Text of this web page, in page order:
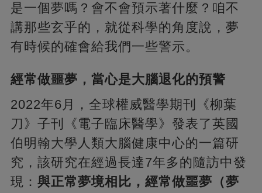
是一個夢嗎？會不會預示著什麼？咱不
講那些玄乎的，就從科學的角度說，夢
有時候的確會給我們一些警示。
經常做噩夢，當心是大腦退化的預警
2022年6月，全球權威醫學期刊《柳葉
刀》子刊《電子臨床醫學》發表了英國
伯明翰大學人類大腦健康中心的一篇研
究，該研究在經過長達7年多的隨訪中發
現： 與正常夢境相比，經常做噩夢（夢